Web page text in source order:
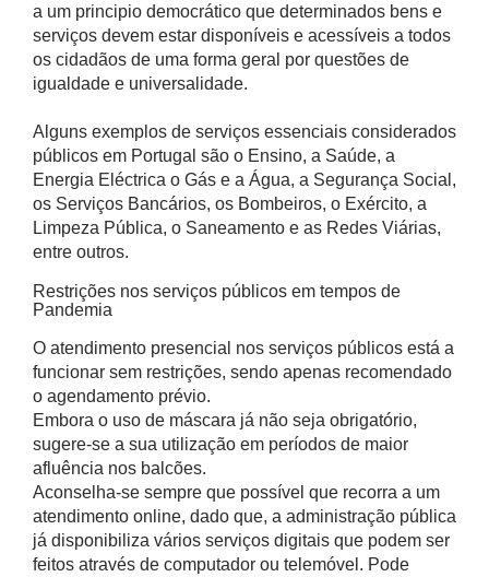
a um principio democrático que determinados bens e
serviços devem estar disponíveis e acessíveis a todos
os cidadãos de uma forma geral por questões de
igualdade e universalidade.
Alguns exemplos de serviços essenciais considerados
públicos em Portugal são o Ensino, a Saúde, a
Energia Eléctrica o Gás e a Água, a Segurança Social,
os Serviços Bancários, os Bombeiros, o Exército, a
Limpeza Pública, o Saneamento e as Redes Viárias,
entre outros.
Restrições nos serviços públicos em tempos de
Pandemia
O atendimento presencial nos serviços públicos está a
funcionar sem restrições, sendo apenas recomendado
o agendamento prévio.
Embora o uso de máscara já não seja obrigatório,
sugere-se a sua utilização em períodos de maior
afluência nos balcões.
Aconselha-se sempre que possível que recorra a um
atendimento online, dado que, a administração pública
já disponibiliza vários serviços digitais que podem ser
feitos através de computador ou telemóvel. Pode